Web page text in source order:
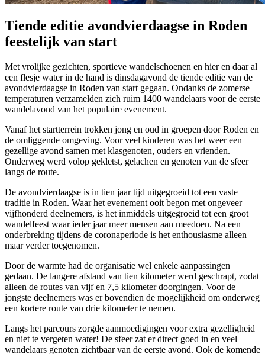
Tiende editie avondvierdaagse in Roden
feestelijk van start
Met vrolijke gezichten, sportieve wandelschoenen en hier en daar al
een flesje water in de hand is dinsdagavond de tiende editie van de
avondvierdaagse in Roden van start gegaan. Ondanks de zomerse
temperaturen verzamelden zich ruim 1400 wandelaars voor de eerste
wandelavond van het populaire evenement.
Vanaf het startterrein trokken jong en oud in groepen door Roden en
de omliggende omgeving. Voor veel kinderen was het weer een
gezellige avond samen met klasgenoten, ouders en vrienden.
Onderweg werd volop gekletst, gelachen en genoten van de sfeer
langs de route.
De avondvierdaagse is in tien jaar tijd uitgegroeid tot een vaste
traditie in Roden. Waar het evenement ooit begon met ongeveer
vijfhonderd deelnemers, is het inmiddels uitgegroeid tot een groot
wandelfeest waar ieder jaar meer mensen aan meedoen. Na een
onderbreking tijdens de coronaperiode is het enthousiasme alleen
maar verder toegenomen.
Door de warmte had de organisatie wel enkele aanpassingen
gedaan. De langere afstand van tien kilometer werd geschrapt, zodat
alleen de routes van vijf en 7,5 kilometer doorgingen. Voor de
jongste deelnemers was er bovendien de mogelijkheid om onderweg
een kortere route van drie kilometer te nemen.
Langs het parcours zorgde aanmoedigingen voor extra gezelligheid
en niet te vergeten water! De sfeer zat er direct goed in en veel
wandelaars genoten zichtbaar van de eerste avond. Ook de komende